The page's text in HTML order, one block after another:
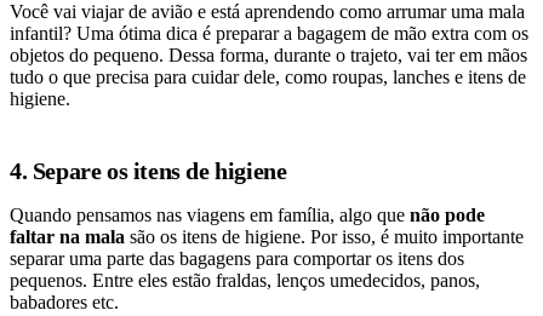
Você vai viajar de avião e está aprendendo como arrumar uma mala
infantil? Uma ótima dica é preparar a bagagem de mão extra com os
objetos do pequeno. Dessa forma, durante o trajeto, vai ter em mãos
tudo o que precisa para cuidar dele, como roupas, lanches e itens de
higiene.
4. Separe os itens de higiene
Quando pensamos nas viagens em família, algo que não pode
faltar na mala são os itens de higiene. Por isso, é muito importante
separar uma parte das bagagens para comportar os itens dos
pequenos. Entre eles estão fraldas, lenços umedecidos, panos,
babadores etc.